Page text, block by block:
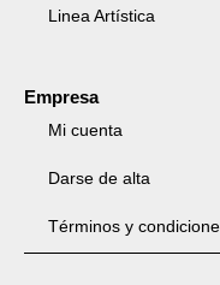
Linea Artística
Empresa
Mi cuenta
Darse de alta
Términos y